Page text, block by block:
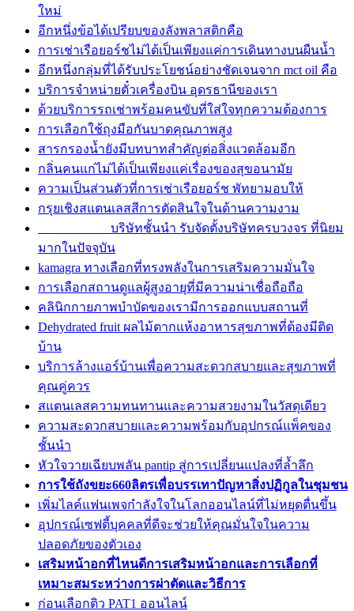
ใหม่
อีกหนึ่งข้อได้เปรียบของลังพลาสติกคือ
การเช่าเรือยอร์ชไม่ได้เป็นเพียงแค่การเดินทางบนผืนน้ำ
อีกหนึ่งกลุ่มที่ได้รับประโยชน์อย่างชัดเจนจาก mct oil คือ
บริการจำหน่ายตั๋วเครื่องบิน อุดรธานีของเรา
ด้วยบริการรถเช่าพร้อมคนขับที่ใส่ใจทุกความต้องการ
การเลือกใช้ถุงมือกันบาดคุณภาพสูง
สารกรองน้ำยังมีบทบาทสำคัญต่อสิ่งแวดล้อมอีก
กลิ่นคนแก่ไม่ได้เป็นเพียงแค่เรื่องของสุขอนามัย
ความเป็นส่วนตัวที่การเช่าเรือยอร์ช พัทยามอบให้
กรุยเชิงสแตนเลสสีการตัดสินใจในด้านความงาม
บริษัทชั้นนำ รับจัดตั้งบริษัทครบวงจร ที่นิยม
มากในปัจจุบัน
kamagra ทางเลือกที่ทรงพลังในการเสริมความมั่นใจ
การเลือกสถานดูแลผู้สูงอายุที่มีความน่าเชื่อถือถือ
คลินิกกายภาพบำบัดของเรามีการออกแบบสถานที่
Dehydrated fruit ผลไม้ตากแห้งอาหารสุขภาพที่ต้องมีติด
บ้าน
บริการล้างแอร์บ้านเพื่อความสะดวกสบายและสุขภาพที่
คุณคู่ควร
สแตนเลสความทนทานและความสวยงามในวัสดุเดียว
ความสะดวกสบายและความพร้อมกับอุปกรณ์แพ็คของ
ชั้นนำ
หัวใจวายเฉียบพลัน pantip สู่การเปลี่ยนแปลงที่ล้ำลึก
การใช้ถังขยะ660ลิตรเพื่อบรรเทาปัญหาสิ่งปฏิกูลในชุมชน
เพิ่มไลค์แฟนเพจกำลังใจในโลกออนไลน์ที่ไม่หยุดตื่นขึ้น
อุปกรณ์เซฟตี้บุคคลที่ดีจะช่วยให้คุณมั่นใจในความ
ปลอดภัยของตัวเอง
เสริมหน้าอกที่ไหนดีการเสริมหน้าอกและการเลือกที่
เหมาะสมระหว่างการผ่าตัดและวิธีการ
ก่อนเลือกติว PAT1 ออนไลน์